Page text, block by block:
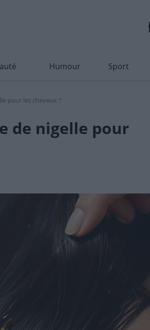
Humour Sport
pour les cheveux ?
de nigelle pour